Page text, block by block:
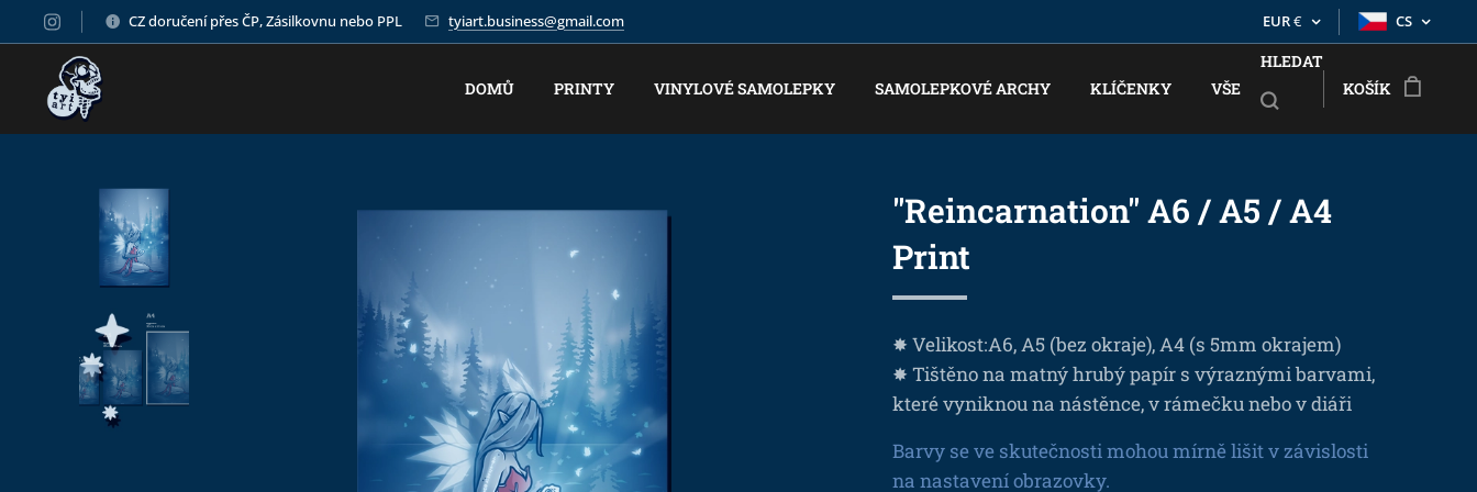
CZ doručení přes ČP, Zásilkovnu nebo PPL tyiart.business@gmail.com EUR€ CS
DOMŮ PRINTY VINYLOVÉ SAMOLEPKY SAMOLEPKOVÉ ARCHY KLÍČENKY VŠE
HLEDAT
KOŠÍK
"Reincarnation" A6 / A5 / A4
Print
✸ Velikost:A6, A5 (bez okraje), A4 (s 5mm okrajem)
✸ Tištěno na matný hrubý papír s výraznými barvami,
které vyniknou na nástěnce, v rámečku nebo v diáři
Barvy se ve skutečnosti mohou mírně lišit v závislosti
na nastavení obrazovky.